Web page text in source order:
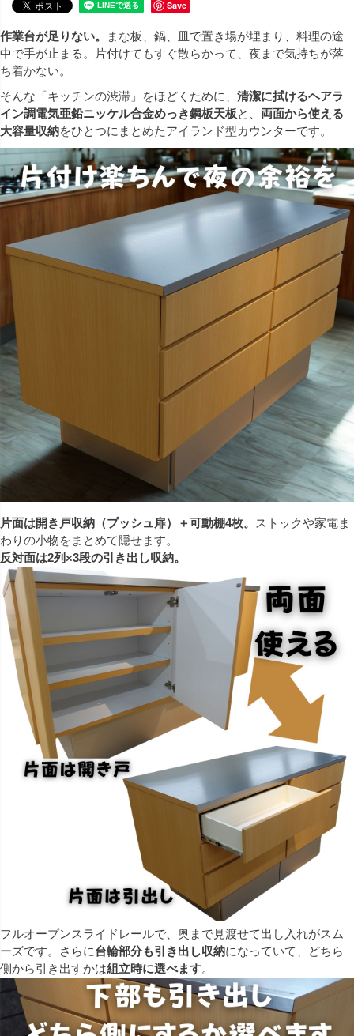
Save
作業台が足りない。
まな板、鍋、皿で置き場が埋まり、料理の途
中で手が止まる。片付けてもすぐ散らかって、夜まで気持ちが落
ち着かない。
そんな「キッチンの渋滞」をほどくために、 清潔に拭けるヘアラ
イン調電気亜鉛ニッケル合⾦めっき鋼板天板と、 両面から使える
大容量収納をひとつにまとめたアイランド型カウンターです。
片面は開き戸収納（プッシュ扉）＋可動棚4枚。
ストックや家電ま
わりの小物をまとめて隠せます。
反対面は2列×3段の引き出し収納。
フルオープンスライドレールで、奥まで見渡せて出し入れがスム
ーズです。さらに台輪部分も引き出し収納になっていて、どちら
側から引き出すかは組立時に選べます。